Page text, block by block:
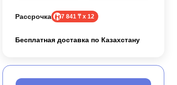
Рассрочка 7 841 ₸ x 12
Бесплатная доставка по Казахстану